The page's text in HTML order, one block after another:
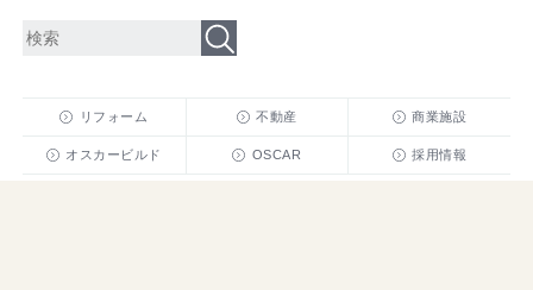
リフォーム 不動産 商業施設
オスカービルド OSCAR 採用情報